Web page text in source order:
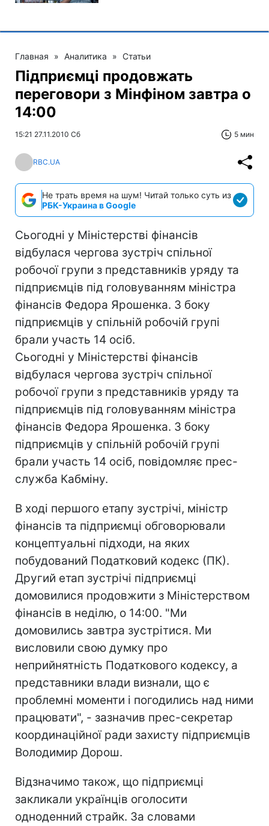
Главная » Аналитика » Статьи
Підприємці продовжать
переговори з Мінфіном завтра о
14:00
15:21 27.11.2010 Сб 5 мин
RBC.UA
Не трать время на шум! Читай только суть из
РБК-Украина в Google
Сьогодні у Міністерстві фінансів
відбулася чергова зустріч спільної
робочої групи з представників уряду та
підприємців під головуванням міністра
фінансів Федора Ярошенка. З боку
підприємців у спільній робочій групі
брали участь 14 осіб.
Сьогодні у Міністерстві фінансів
відбулася чергова зустріч спільної
робочої групи з представників уряду та
підприємців під головуванням міністра
фінансів Федора Ярошенка. З боку
підприємців у спільній робочій групі
брали участь 14 осіб, повідомляє прес-
служба Кабміну.
В ході першого етапу зустрічі, міністр
фінансів та підприємці обговорювали
концептуальні підходи, на яких
побудований Податковий кодекс (ПК).
Другий етап зустрічі підприємці
домовилися продовжити з Міністерством
фінансів в неділю, о 14:00. "Ми
домовились завтра зустрітися. Ми
висловили свою думку про
неприйнятність Податкового кодексу, а
представники влади визнали, що є
проблемні моменти і погодились над ними
працювати", - зазначив прес-секретар
координаційної ради захисту підприємців
Володимир Дорош.
Відзначимо також, що підприємці
закликали українців оголосити
одноденний страйк. За словами